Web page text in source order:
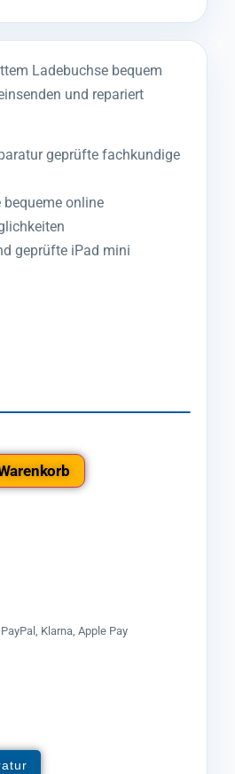
Ladebuchse bequem
und repariert
geprüfte fachkundige
bequeme online
geprüfte iPad mini
Klarna, Apple Pay